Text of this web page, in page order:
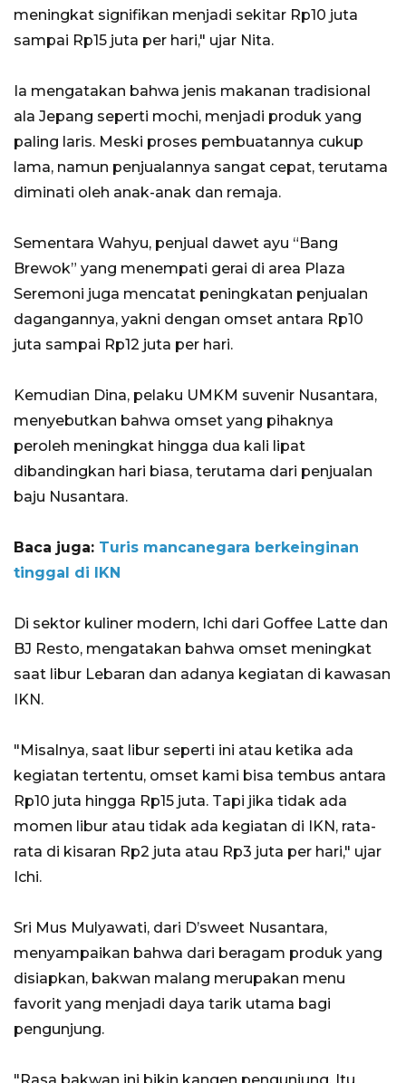
meningkat signifikan menjadi sekitar Rp10 juta
sampai Rp15 juta per hari," ujar Nita.
Ia mengatakan bahwa jenis makanan tradisional
ala Jepang seperti mochi, menjadi produk yang
paling laris. Meski proses pembuatannya cukup
lama, namun penjualannya sangat cepat, terutama
diminati oleh anak-anak dan remaja.
Sementara Wahyu, penjual dawet ayu “Bang
Brewok” yang menempati gerai di area Plaza
Seremoni juga mencatat peningkatan penjualan
dagangannya, yakni dengan omset antara Rp10
juta sampai Rp12 juta per hari.
Kemudian Dina, pelaku UMKM suvenir Nusantara,
menyebutkan bahwa omset yang pihaknya
peroleh meningkat hingga dua kali lipat
dibandingkan hari biasa, terutama dari penjualan
baju Nusantara.
Baca juga: Turis mancanegara berkeinginan
tinggal di IKN
Di sektor kuliner modern, Ichi dari Goffee Latte dan
BJ Resto, mengatakan bahwa omset meningkat
saat libur Lebaran dan adanya kegiatan di kawasan
IKN.
"Misalnya, saat libur seperti ini atau ketika ada
kegiatan tertentu, omset kami bisa tembus antara
Rp10 juta hingga Rp15 juta. Tapi jika tidak ada
momen libur atau tidak ada kegiatan di IKN, rata-
rata di kisaran Rp2 juta atau Rp3 juta per hari," ujar
Ichi.
Sri Mus Mulyawati, dari D’sweet Nusantara,
menyampaikan bahwa dari beragam produk yang
disiapkan, bakwan malang merupakan menu
favorit yang menjadi daya tarik utama bagi
pengunjung.